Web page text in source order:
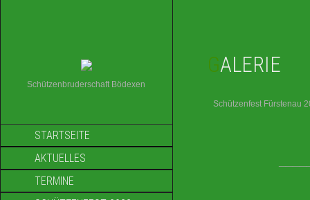
Schützenbruderschaft Bödexen
STARTSEITE
AKTUELLES
TERMINE
GALERIE
Schützenfest Fürstenau